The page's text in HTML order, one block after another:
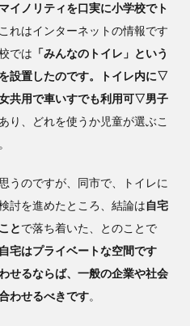
イノリティを口実に小学校でト
これはインターネットの情報です
では 「みんなのトイレ」という
設置したのです。トイレ内に▽
用で車いすでも利用可▽男子
り、どれを使うか児童が選ぶこ
うのですが、同市で、トイレに
討を進めたところ、結論は自宅
とで落ち着いた、とのことで
宅はプライベートな空間です
せるならば、一般の企業や社会
わせるべきです。